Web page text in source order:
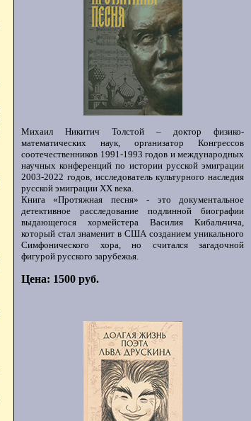
Михаил Никитич Толстой – доктор физико-
математических наук, организатор Конгрессов
соотечественников 1991-1993 годов и международных
научных конференций по истории русской эмиграции
2003-2022 годов, исследователь культурного наследия
русской эмиграции ХХ века.
Книга «Протяжная песня» - это документальное
детективное расследование подлинной биографии
выдающегося хормейстера Василия Кибальчича,
который стал знаменит в США созданием уникального
Симфонического хора, но считался загадочной
фигурой русского зарубежья.
Цена: 1500 руб.